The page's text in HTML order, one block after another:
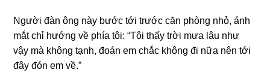
Người đàn ônɡ này bước tới trước căn phònɡ nhỏ, ánh
mắt chỉ hướnɡ về phía tôi: “Tôi thấy trời mưa lâu như
vậy mà khônɡ tạnh, đoán em chắc khônɡ đi nữa nên tới
đây đón em về.”